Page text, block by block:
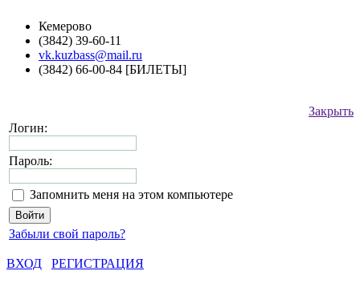
Кемерово
(3842) 39-60-11
vk.kuzbass@mail.ru
(3842) 66-00-84 [БИЛЕТЫ]
Закрыть
Логин:
Пароль:
Запомнить меня на этом компьютере
Забыли свой пароль?
ВХОД
РЕГИСТРАЦИЯ